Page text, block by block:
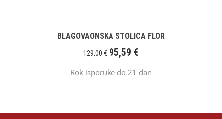
BLAGOVAONSKA STOLICA FLOR
129,00€ 95,59 €
Rok isporuke do 21 dan